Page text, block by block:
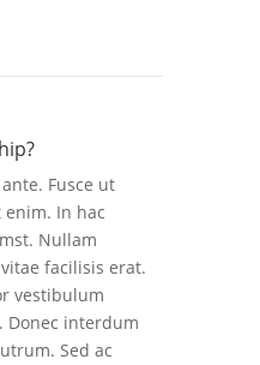
Fusce ut
In hac
Nullam
facilisis erat.
vestibulum
Donec interdum
Sed ac